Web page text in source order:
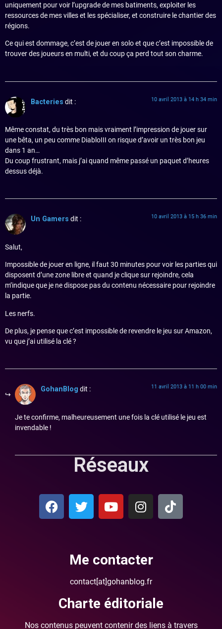
uniquement pour voir l’upgrade de mes batiments, exploiter les
ressources de mes villes et les spécialiser, et construire le chantier des
régions.
Ce qui est dommage, c’est de jouer en solo et que c’est impossible de
trouver des joueurs en multi, et du coup ça perd tout son charme.
Bacteries dit : 10 avril 2013 à 14 h 34 min
Même constat, du très bon mais vraiment l’impression de jouer sur
une bêta, un peu comme DiabloIII on risque d’avoir un très bon jeu
dans 1 an…
Du coup frustrant, mais j’ai quand même passé un paquet d’heures
dessus déjà.
Un Gamers dit : 10 avril 2013 à 15 h 36 min
Salut,
Impossible de jouer en ligne, il faut 30 minutes pour voir les parties qui
disposent d’une zone libre et quand je clique sur rejoindre, cela
m’indique que je ne dispose pas du contenu nécessaire pour rejoindre
la partie.
Les nerfs.
De plus, je pense que c’est impossible de revendre le jeu sur Amazon,
vu que j’ai utilisé la clé ?
GohanBlog dit : 11 avril 2013 à 11 h 00 min
Je te confirme, malheureusement une fois la clé utilisé le jeu est
invendable !
Réseaux
Me contacter
contact[at]gohanblog.fr
Charte éditoriale
Nos contenus peuvent contenir des liens à travers